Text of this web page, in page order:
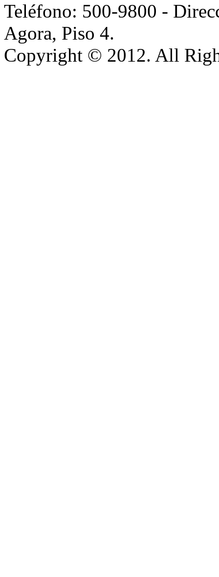
Teléfono: 500-9800 -
Agora, Piso 4.
Copyright © 2012. All